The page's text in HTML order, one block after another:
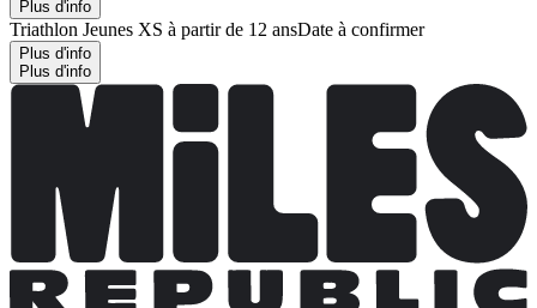
Plus d'info
Triathlon Jeunes XS à partir de 12 ansDate à confirmer
Plus d'info
Plus d'info